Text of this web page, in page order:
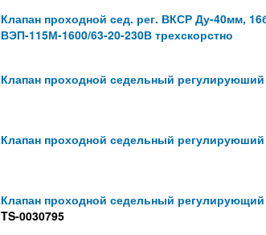
Клапан проходной сед. рег. ВКСР Ду-40мм,
ВЭП-115М-1600/63-20-230В трехскорстно
Клапан проходной седельный
Клапан проходной седельный
Клапан проходной седельный регулирующий
TS-0030795